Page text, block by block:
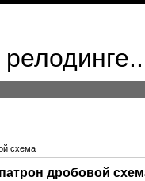
схема
патрон дробовой